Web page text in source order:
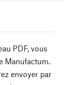
PDF, vous
Manufactum.
envoyer par